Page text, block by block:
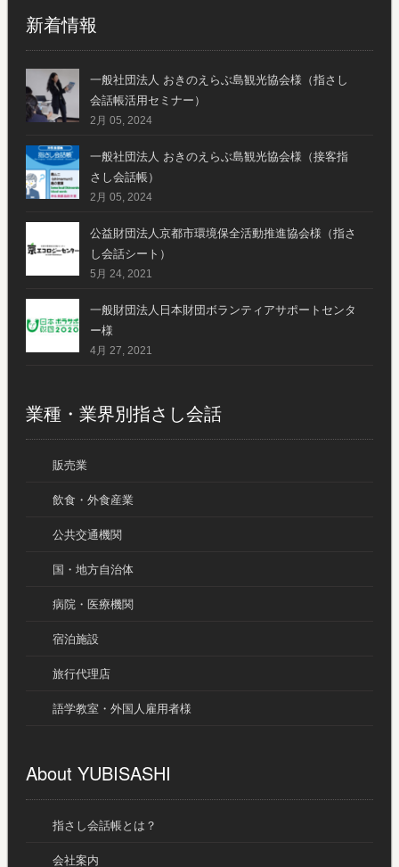
新着情報
一般社団法人 おきのえらぶ島観光協会様（指さし
会話帳活用セミナー）
2月 05, 2024
一般社団法人 おきのえらぶ島観光協会様（接客指
さし会話帳）
2月 05, 2024
公益財団法人京都市環境保全活動推進協会様（指さ
し会話シート）
5月 24, 2021
一般財団法人日本財団ボランティアサポートセンタ
ー様
4月 27, 2021
業種・業界別指さし会話
販売業
飲食・外食産業
公共交通機関
国・地方自治体
病院・医療機関
宿泊施設
旅行代理店
語学教室・外国人雇用者様
About YUBISASHI
指さし会話帳とは？
会社案内